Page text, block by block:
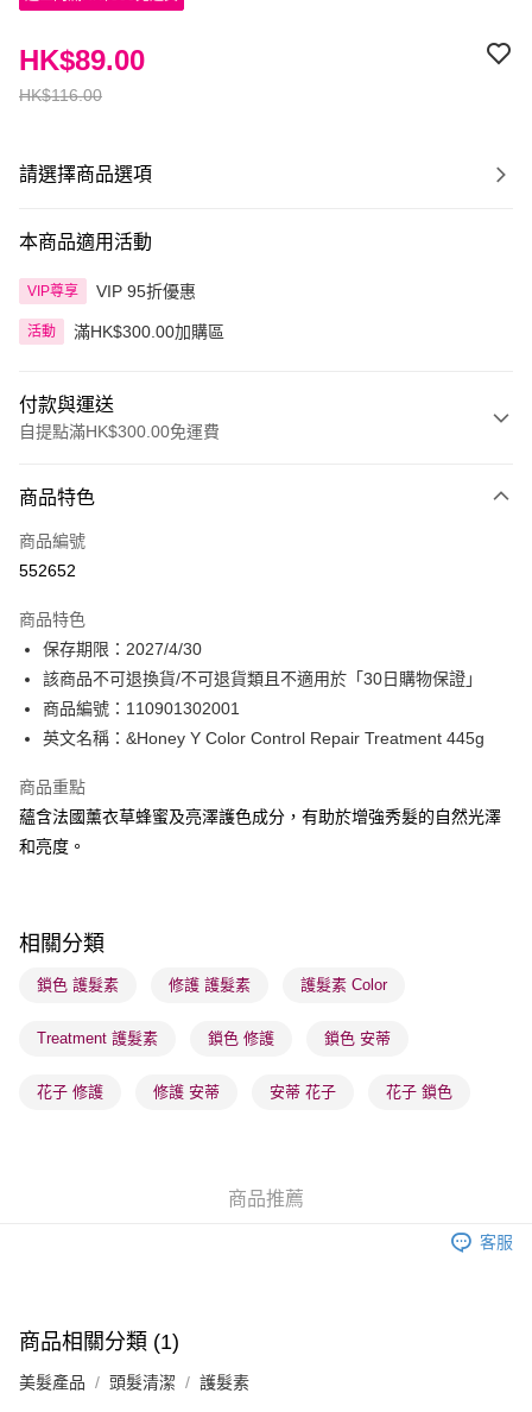
HK$116.00
HK$89.00
請選擇商品選項
本商品適用活動
VIP尊享 VIP 95折優惠
活動 滿HK$300.00加購區
付款與運送
自提點滿HK$300.00免運費
信用卡
Apple Pay
PayMe
WeChat Pay
BoC Pay
送貨方式
順豐自助櫃 - 確認發貨後1-3個工作天送達
每筆HK$65.00，滿HK$300.00或以上免運費
每筆HK$65.00，滿HK$300.00或以上免運費
確認發貨後1-3 工作天送達，訂單將隨機分配至SF順豐速運或京東
每筆HK$65.00，滿HK$300.00或以上免運費
(香港門市) 只顯示可選門市。確認發貨後2-5個工作天到店，3天內
(澳門門市) 只顯示可選門市。確認發貨後2-5個工作天到店，3天內
商品特色
商品編號
552652
商品特色
保存期限：2027/4/30
該商品不可退換貨/不可退貨類且不適用於「30日購物保證」
商品編號：110901302001
英文名稱：&Honey Y Color Control Repair Treatment 445g
商品重點
蘊含法國薰衣草蜂蜜及亮澤護色成分，有助於增強秀髮的自然光澤
和亮度。
相關分類
鎖色 護髮素 修護 護髮素 護髮素 Color
Treatment 護髮素 鎖色 修護 鎖色 安蒂
花子 修護 修護 安蒂 安蒂 花子 花子 鎖色
商品推薦
客服
商品相關分類 (1)
美髮產品 頭髮清潔 護髮素